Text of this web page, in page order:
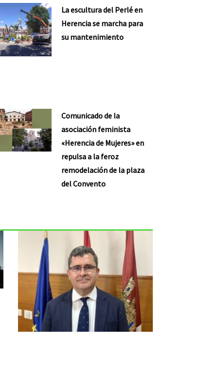
La escultura del Perlé en
Herencia se marcha para
su mantenimiento
Comunicado de la
asociación feminista
«Herencia de Mujeres» en
repulsa a la feroz
remodelación de la plaza
del Convento